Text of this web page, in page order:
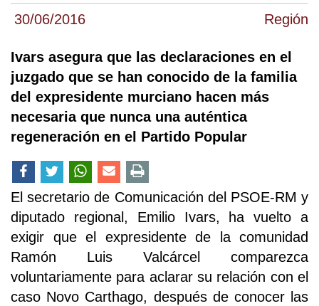
30/06/2016 Región
Ivars asegura que las declaraciones en el
juzgado que se han conocido de la familia
del expresidente murciano hacen más
necesaria que nunca una auténtica
regeneración en el Partido Popular
El secretario de Comunicación del PSOE-RM y
diputado regional, Emilio Ivars, ha vuelto a
exigir que el expresidente de la comunidad
Ramón Luis Valcárcel comparezca
voluntariamente para aclarar su relación con el
caso Novo Carthago, después de conocer las